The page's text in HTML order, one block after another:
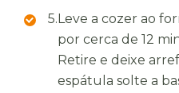
5.Leve a cozer ao
por cerca de 12
Retire e deixe
espátula solte a